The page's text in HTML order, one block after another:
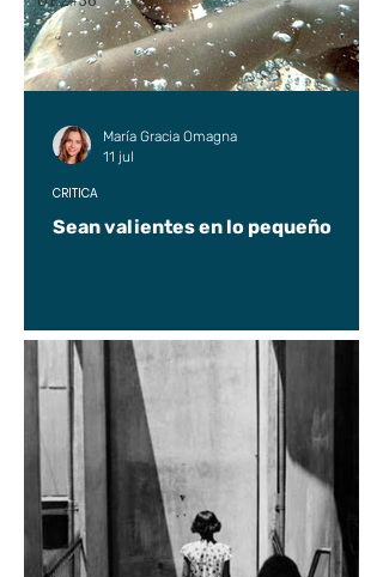
Sean valientes en lo pequeño
CRÍTICA
María Gracia Omagna
11 jul